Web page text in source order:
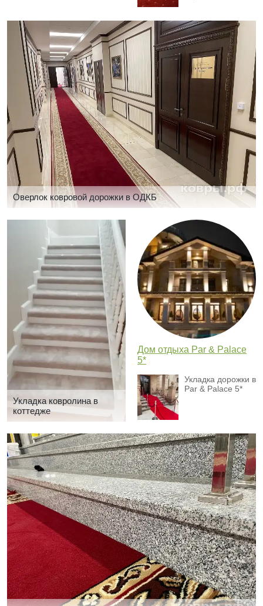
Оверлок ковровой дорожки в ОДКБ
Укладка ковролина в
коттедже
Дом отдыха Par & Palace
5*
Укладка дорожки в
Par & Palace 5*